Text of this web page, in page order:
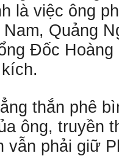
là việc ông
Quảng
Ðốc Hoàng
thắn phê
ông, truyền
vẫn phải giữ